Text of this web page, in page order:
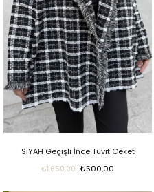
SİYAH Geçişli İnce Tüvit Ceket
₺500,00
₺1.650,00